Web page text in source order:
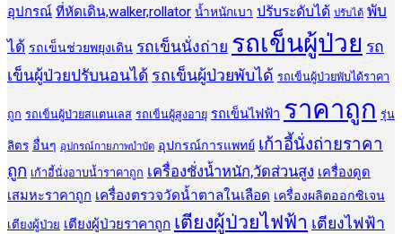
อุปกรณ์ ที่หัดเดิน,walker,rollator น้ำหนักเบา ปรับระดับได้ ปรับได้ พับ
ได้ รถเข็นช่วยพยุงเดิน รถเข็นนั่งถ่าย รถเข็นผู้ป่วย รถ
เข็นผู้ป่วยปรับนอนได้ รถเข็นผู้ป่วยพับได้ รถเข็นผู้ป่วยพับได้ราคา
ถูก รถเข็นผู้ป่วยสแตนเลส รถเข็นผู้สูงอายุ รถเข็นไฟฟ้า ราคาถูก รุ่น
ลิตร อื่นๆ อุปกรณ์กายภาพบำบัด อุปกรณ์การแพทย์ เก้าอี้นั่งถ่ายราคา
ถูก เก้าอี้นั่งอาบน้ำราคาถูก เครื่องชั่งน้ำหนัก,วัดส่วนสูง เครื่องดูด
เสมหะราคาถูก เครื่องตรวจวัดน้ำตาลในเลือด เครื่องผลิตออกซิเจน
เตียงผู้ป่วย เตียงผู้ป่วยราคาถูก เตียงผู้ป่วยไฟฟ้า เตียงไฟฟ้า